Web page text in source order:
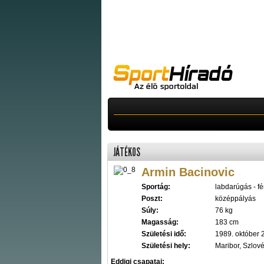
JÁTÉKOS
Armin Bacinovic
Sportág:
labdarúgás -
Poszt:
középpályás
Súly:
76 kg
Magasság:
183 cm
Születési idő:
1989. október
Születési hely:
Maribor,
Eddigi csapatai: